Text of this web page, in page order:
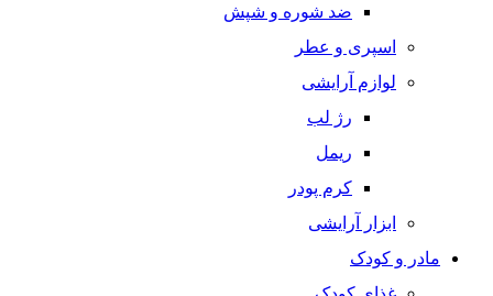
ضد شوره و شپش
اسپری و عطر
لوازم آرایشی
رژ لب
ریمل
کرم پودر
ابزار آرایشی
مادر و کودک